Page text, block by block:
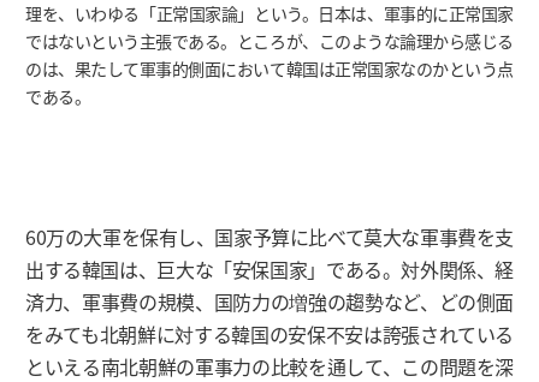
理を、いわゆる「正常国家論」という。日本は、軍事的に正常国家
ではないという主張である。ところが、このような論理から感じる
のは、果たして軍事的側面において韓国は正常国家なのかという点
である。
60万の大軍を保有し、国家予算に比べて莫大な軍事費を支
出する韓国は、巨大な「安保国家」である。対外関係、経
済力、軍事費の規模、国防力の増強の趨勢など、どの側面
をみても北朝鮮に対する韓国の安保不安は誇張されている
といえる南北朝鮮の軍事力の比較を通して、この問題を深